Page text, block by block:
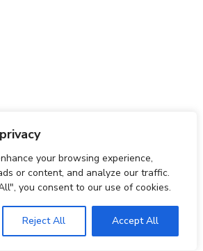
your browsing experience,
or content, and analyze our traffic.
you consent to our use of cookies.
Reject All Accept All